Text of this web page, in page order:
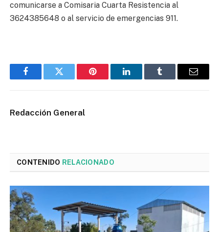
comunicarse a Comisaria Cuarta Resistencia al
3624385648 o al servicio de emergencias 911.
FacebookTwitter Pinterest LinkedInTumblr Email
Redacción General
CONTENIDO RELACIONADO